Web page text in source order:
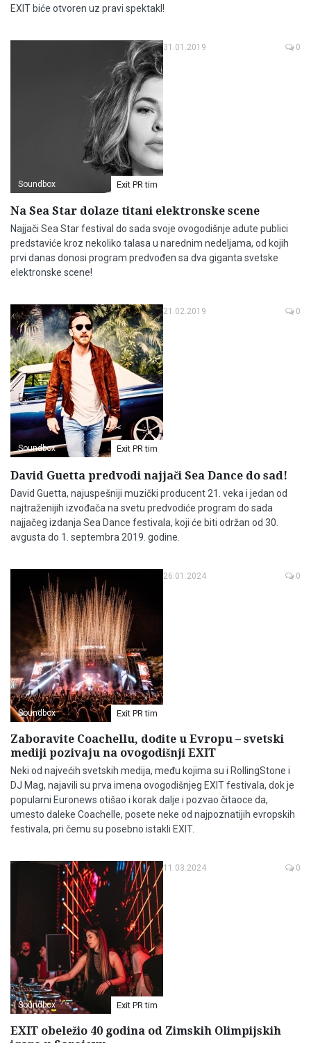
EXIT biće otvoren uz pravi spektakl!
Soundbox Exit PR tim
31.01.2019 0
Na Sea Star dolaze titani elektronske scene
Najjači Sea Star festival do sada svoje ovogodišnje adute publici
predstaviće kroz nekoliko talasa u narednim nedeljama, od kojih
prvi danas donosi program predvođen sa dva giganta svetske
elektronske scene!
Soundbox Exit PR tim
21.02.2019 0
David Guetta predvodi najjači Sea Dance do sad!
David Guetta, najuspešniji muzički producent 21. veka i jedan od
najtraženijih izvođača na svetu predvodiće program do sada
najjačeg izdanja Sea Dance festivala, koji će biti održan od 30.
avgusta do 1. septembra 2019. godine.
Soundbox Exit PR tim
26.01.2024 0
Zaboravite Coachellu, dođite u Evropu – svetski
mediji pozivaju na ovogodišnji EXIT
Neki od najvećih svetskih medija, među kojima su i RollingStone i
DJ Mag, najavili su prva imena ovogodišnjeg EXIT festivala, dok je
popularni Euronews otišao i korak dalje i pozvao čitaoce da,
umesto daleke Coachelle, posete neke od najpoznatijih evropskih
festivala, pri čemu su posebno istakli EXIT.
Soundbox Exit PR tim
11.03.2024 0
EXIT obeležio 40 godina od Zimskih Olimpijskih